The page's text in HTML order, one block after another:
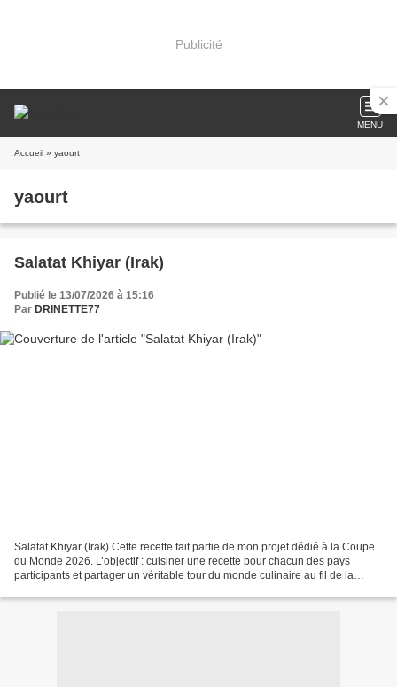
Publicité
MENU
Accueil » yaourt
yaourt
Salatat Khiyar (Irak)
Publié le 13/07/2026 à 15:16
Par DRINETTE77
Salatat Khiyar (Irak) Cette recette fait partie de mon projet dédié à la Coupe
du Monde 2026. L’objectif : cuisiner une recette pour chacun des pays
participants et partager un véritable tour du monde culinaire au fil de la